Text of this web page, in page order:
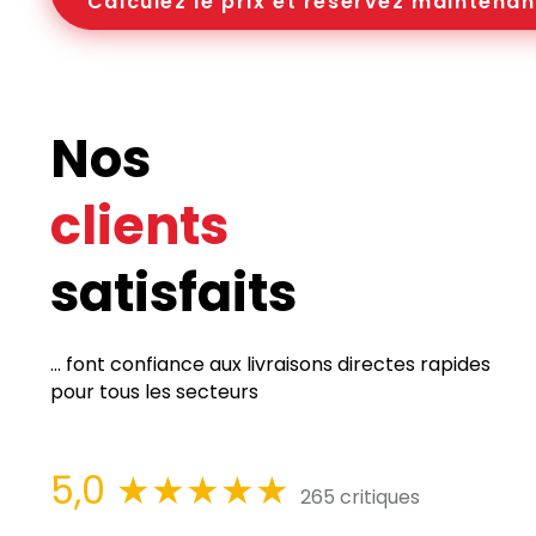
Nos
clients
satisfaits
... font confiance aux livraisons directes rapides
pour tous les secteurs
5,0 ★★★★★ 265 critiques